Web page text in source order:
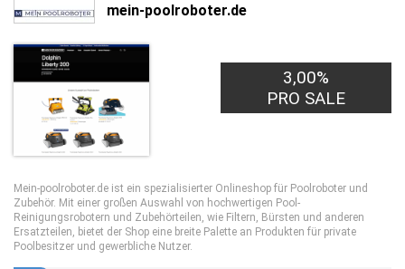
mein-poolroboter.de
3,00%
PRO SALE
Mein-poolroboter.de ist ein spezialisierter Onlineshop für Poolroboter und
Zubehör. Mit einer großen Auswahl von hochwertigen Pool-
Reinigungsrobotern und Zubehörteilen, wie Filtern, Bürsten und anderen
Ersatzteilen, bietet der Shop eine breite Palette an Produkten für private
Poolbesitzer und gewerbliche Nutzer.